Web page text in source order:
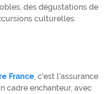
des dégustations de
culturelles.
France, c'est l'assurance
cadre enchanteur, avec